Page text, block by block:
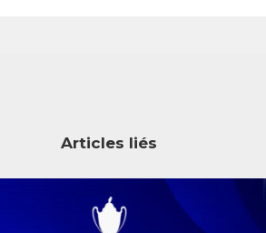
Articles liés